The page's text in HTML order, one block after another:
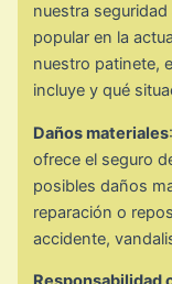
nuestra
popular en la
nuestro patinete,
incluye y qué
Daños materiales
ofrece el seguro
posibles daños
reparación o
accidente,